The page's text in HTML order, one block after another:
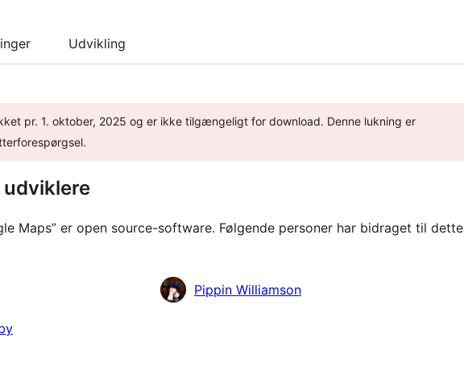
Udvikling
pr. 1. oktober, 2025 og er ikke tilgængeligt for download. Denne lukning er
udviklere
Maps” er open source-software. Følgende personer har bidraget til dette
Pippin Williamson